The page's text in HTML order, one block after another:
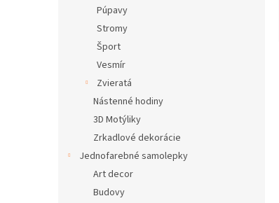
Púpavy
Stromy
Šport
Vesmír
Zvieratá
Nástenné hodiny
3D Motýliky
Zrkadlové dekorácie
Jednofarebné samolepky
Art decor
Budovy